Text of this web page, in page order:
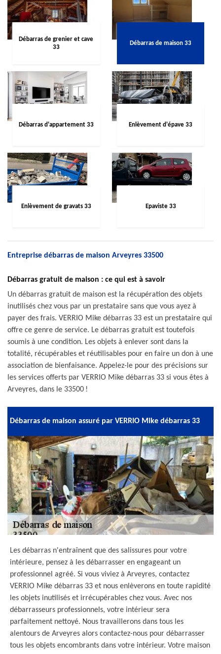
Débarras de grenier et cave
33
Débarras de maison 33
Débarras d'appartement 33 Enlèvement d'épave 33
Enlèvement de gravats 33 Epaviste 33
Entreprise débarras de maison Arveyres 33500
Débarras gratuit de maison : ce qui est à savoir
Un débarras gratuit de maison est la récupération des objets
inutilisés chez vous par un prestataire sans que vous ayez à
payer des frais. VERRIO Mike débarras 33 est un prestataire qui
offre ce genre de service. Le débarras gratuit est toutefois
soumis à une condition. Les objets à enlever sont dans la
totalité, récupérables et réutilisables pour en faire un don à une
association de bienfaisance. Appelez-le pour des précisions sur
les services offerts par VERRIO Mike débarras 33 si vous êtes à
Arveyres, dans le 33500 !
Débarras de maison assuré par VERRIO Mike débarras 33
Les débarras n'entraînent que des salissures pour votre
intérieure, pensez à les débarrasser en engageant un
professionnel agréé. Si vous viviez à Arveyres, contactez
VERRIO Mike débarras 33 et nous enlèverons en toute rapidité
les objets inutilisés et irrécupérables chez vous. Avec nos
débarrasseurs professionnels, votre intérieur sera
parfaitement nettoyé. Nous travaillerons dans tous les
alentours de Arveyres alors contactez-nous pour débarrasser
tous les objets encombrants dans votre intérieur. Votre maison